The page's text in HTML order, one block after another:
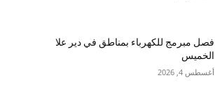
فصل مبرمج للكهرباء بمناطق في دير علا
الخميس
أغسطس 4, 2026